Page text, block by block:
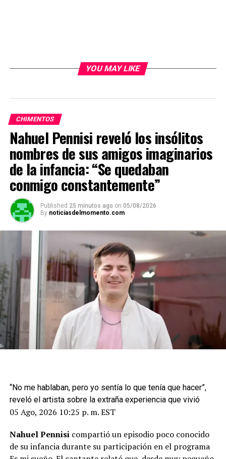
YOU MAY LIKE
CHIMENTOS
Nahuel Pennisi reveló los insólitos
nombres de sus amigos imaginarios
de la infancia: “Se quedaban
conmigo constantemente”
Published 25 minutos ago on 05/08/2026
By noticiasdelmomento.com
“No me hablaban, pero yo sentía lo que tenía que hacer”,
reveló el artista sobre la extraña experiencia que vivió
05 Ago, 2026 10:25 p. m. EST
Nahuel Pennisicompartió un episodio poco conocido
de su infancia durante su participación en el programa